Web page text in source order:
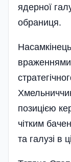
ядерної
обраниця.
враженнями
позицією
чітким
та галузі в